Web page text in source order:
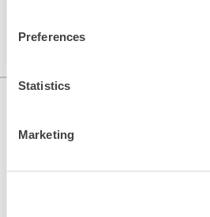
Preferences
Statistics
Marketing